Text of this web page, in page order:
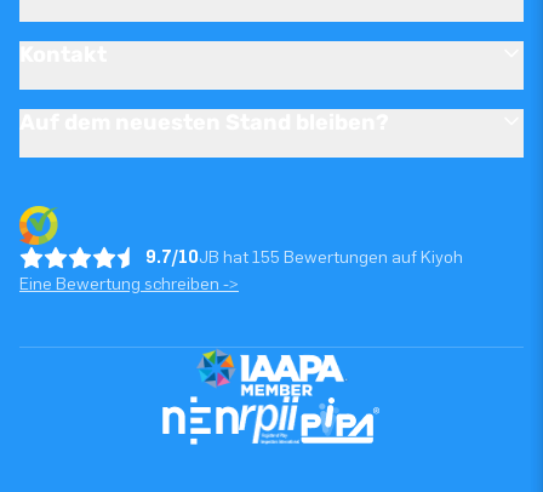
9.7/10JB hat 155 Bewertungen auf Kiyoh
Eine Bewertung schreiben ->